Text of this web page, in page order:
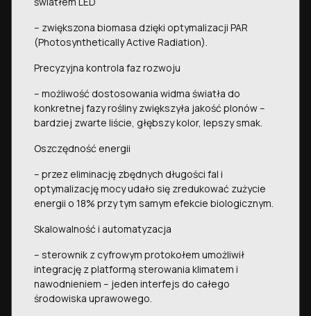
– zwiększona biomasa dzięki optymalizacji PAR
(Photosynthetically Active Radiation).
Precyzyjna kontrola faz rozwoju
– możliwość dostosowania widma światła do
konkretnej fazy rośliny zwiększyła jakość plonów –
bardziej zwarte liście, głębszy kolor, lepszy smak.
Oszczędność energii
– przez eliminację zbędnych długości fal i
optymalizację mocy udało się zredukować zużycie
energii o 18% przy tym samym efekcie biologicznym.
Skalowalność i automatyzacja
– sterownik z cyfrowym protokołem umożliwił
integrację z platformą sterowania klimatem i
nawodnieniem – jeden interfejs do całego
środowiska uprawowego.